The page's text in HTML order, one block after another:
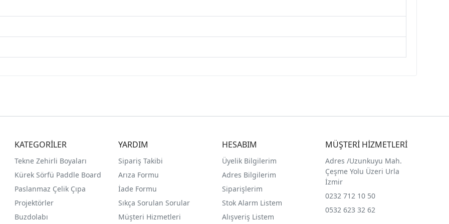
KATEGORİLER
Tekne Zehirli Boyaları
Kürek Sörfü Paddle Board
Paslanmaz Çelik Çıpa
Projektörler
Buzdolabı
YARDIM
Sipariş Takibi
Arıza Formu
İade Formu
Sıkça Sorulan Sorular
Müşteri Hizmetleri
HESABIM
Üyelik Bilgilerim
Adres Bilgilerim
Siparişlerim
Stok Alarm Listem
Alışveriş Listem
MÜŞTERİ HİZMETLERİ
Adres /Uzunkuyu Mah.
Çeşme Yolu Üzeri Urla
İzmir
0232 712 10 50
0532 623 32 62